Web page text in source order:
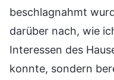
beschlagnahmt
darüber nach, wie
Interessen des
konnte, sondern